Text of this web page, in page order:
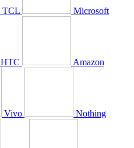
TCL Microsoft
HTC Amazon
Vivo Nothing